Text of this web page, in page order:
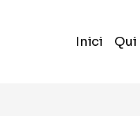
Inici Qui